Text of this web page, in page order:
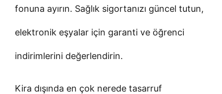
fonuna ayırın. Sağlık sigortanızı güncel tutun,
elektronik eşyalar için garanti ve öğrenci
indirimlerini değerlendirin.
Kira dışında en çok nerede tasarruf